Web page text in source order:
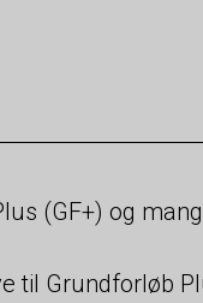
(GF+) og
til Grundforløb